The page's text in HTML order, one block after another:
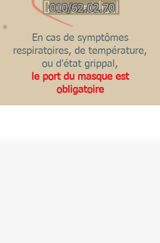
010/62.02.70
En cas de symptômes
respiratoires, de température,
ou d'état grippal,
le port du masque est
obligatoire